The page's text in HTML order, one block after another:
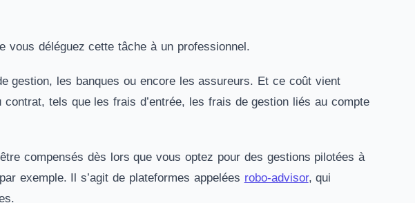
vous déléguez cette tâche à un professionnel.
gestion, les banques ou encore les assureurs. Et ce coût vient
tels que les frais d’entrée, les frais de gestion liés au compte
compensés dès lors que vous optez pour des gestions pilotées à
exemple. Il s’agit de plateformes appelées robo-advisor, qui